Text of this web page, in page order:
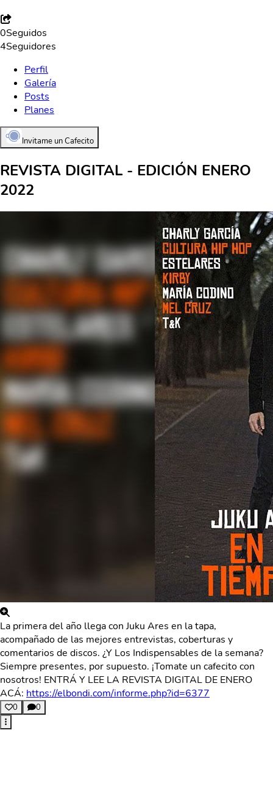
0Seguidos
4Seguidores
Perfil
Galería
Posts
Planes
Invitame un Cafecito
REVISTA DIGITAL - EDICIÓN ENERO
2022
La primera del año llega con Juku Ares en la tapa,
acompañado de las mejores entrevistas, coberturas y
comentarios de discos. ¿Y Los Indispensables de la semana?
Siempre presentes, por supuesto. ¡Tomate un cafecito con
nosotros! ENTRÁ Y LEE LA REVISTA DIGITAL DE ENERO
ACÁ: https://elbondi.com/informe.php?id=6377
0 0